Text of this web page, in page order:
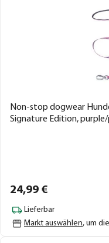
Non-stop dogwear
Signature Edition, purple/
24,99 €
Lieferbar
Markt auswählen, um